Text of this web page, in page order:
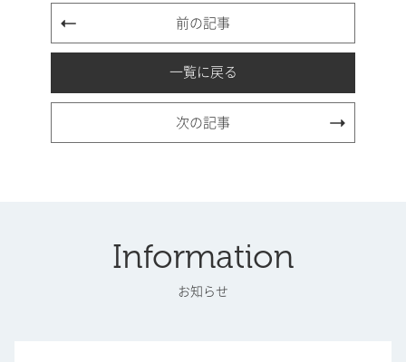
前の記事
一覧に戻る
次の記事
Information
お知らせ